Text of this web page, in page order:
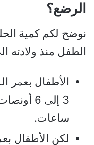
الرضع؟
نوضح لكم كمية
الطفل منذ
الأطفال بعمر
3 إلى 6
ساعات.